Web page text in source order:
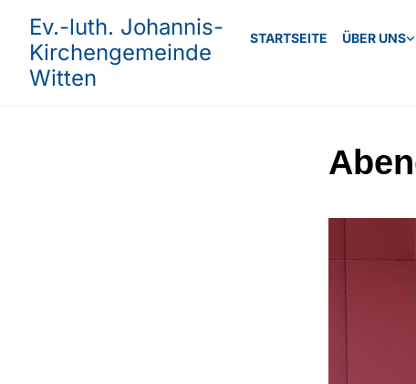
Ev.-luth. Johannis-
Kirchengemeinde
Witten
STARTSEITE ÜBER UNS